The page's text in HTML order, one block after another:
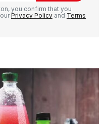
you confirm that you
Privacy Policy and Terms